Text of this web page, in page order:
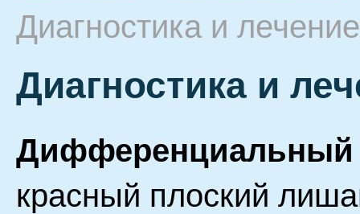
Диагностика и
Диагностика и
Дифференциальный
красный плоский